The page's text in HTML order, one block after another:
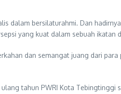
dalam bersilaturahmi. Dan
yang kuat dalam sebuah ikatan
dan semangat juang dari
tahun PWRI Kota Tebingtinggi